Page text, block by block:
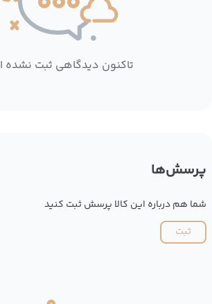
تاکنون دیدگاهی ثبت
پرسش‌ها
شما هم درباره این کالا پرسش ثبت کنید
ثبت